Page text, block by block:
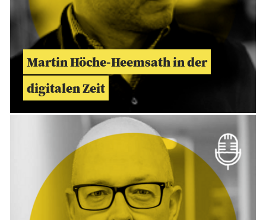
Martin Höche-Heemsath in der
digitalen Zeit